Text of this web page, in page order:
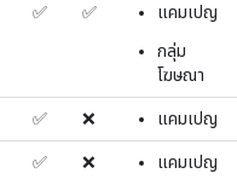
✅ ✅
แคมเปญ
กลุ่ม
โฆษณา
✅ ❌ แคมเปญ
✅ ❌
แคมเปญ